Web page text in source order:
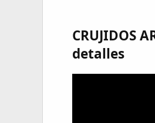
CRUJIDOS
detalles